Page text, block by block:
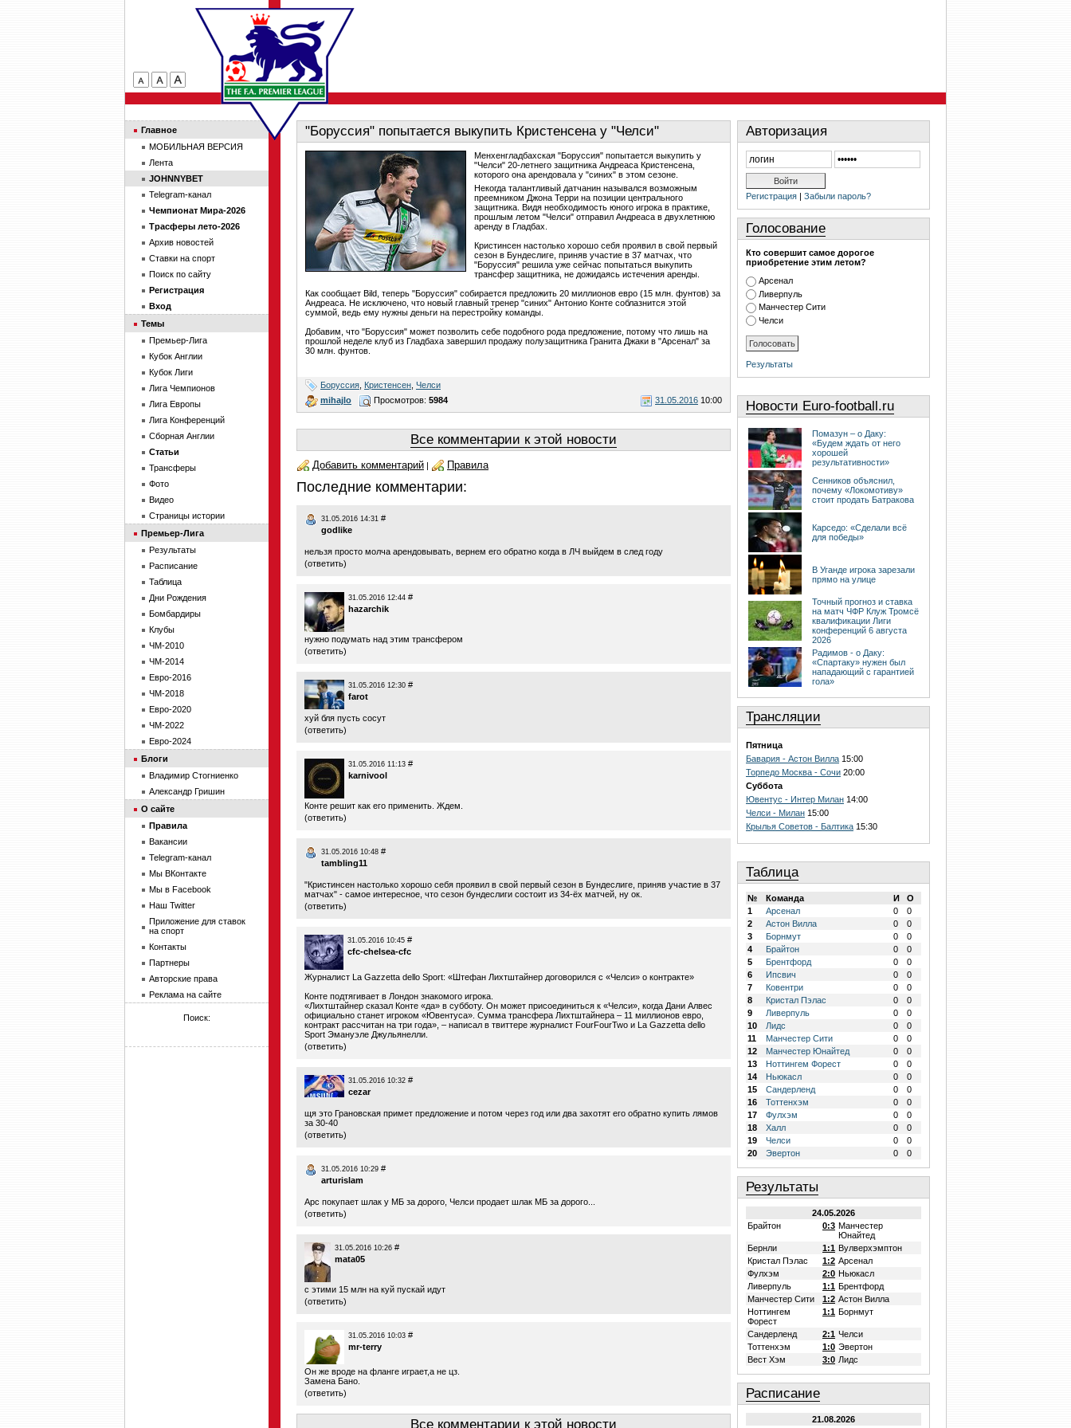
"Боруссия" попытается выкупить Кристенсена у "Челси"
Менхенгладбахская "Боруссия" попытается выкупить у
"Челси" 20-летнего защитника Андреаса Кристенсена,
которого она арендовала у "синих" в этом сезоне.
Некогда талантливый датчанин назывался возможным
преемником Джона Терри на позиции центрального
защитника. Видя необходимость юного игрока в практике,
прошлым летом "Челси" отправил Андреаса в двухлетнюю
аренду в Гладбах.
Кристинсен настолько хорошо себя проявил в свой первый
сезон в Бундеслиге, приняв участие в 37 матчах, что
"Боруссия" решила уже сейчас попытаться выкупить
трансфер защитника, не дожидаясь истечения аренды.
Как сообщает Bild, теперь "Боруссия" собирается предложить 20 миллионов евро (15 млн. фунтов) за
Андреаса. Не исключено, что новый главный тренер "синих" Антонио Конте соблазнится этой
суммой, ведь ему нужны деньги на перестройку команды.
Добавим, что "Боруссия" может позволить себе подобного рода предложение, потому что лишь на
прошлой неделе клуб из Гладбаха завершил продажу полузащитника Гранита Джаки в "Арсенал" за
30 млн. фунтов.
Боруссия Кристенсен Челси
mihajlo
31.05.2016 10:00
Просмотров: 5984
Все комментарии к этой новости
Добавить комментарий | Правила
Последние комментарии:
31.05.2016 14:31 #
godlike
нельзя просто молча арендовывать, вернем его обратно когда в ЛЧ выйдем в след году
(ответить)
31.05.2016 12:44 #
hazarchik
нужно подумать над этим трансфером
(ответить)
31.05.2016 12:30 #
farot
хуй бля пусть сосут
(ответить)
31.05.2016 11:13 #
karnivool
Конте решит как его применить. Ждем.
(ответить)
31.05.2016 10:48 #
tambling11
"Кристинсен настолько хорошо себя проявил в свой первый сезон в Бундеслиге, приняв участие в 37
матчах" - самое интересное, что сезон бундеслиги состоит из 34-ёх матчей, ну ок.
(ответить)
31.05.2016 10:45 #
cfc-chelsea-cfc
Журналист La Gazzetta dello Sport: «Штефан Лихтштайнер договорился с «Челси» о контракте»
Конте подтягивает в Лондон знакомого игрока.
«Лихтштайнер сказал Конте «да» в субботу. Он может присоединиться к «Челси», когда Дани Алвес
официально станет игроком «Ювентуса». Сумма трансфера Лихтштайнера – 11 миллионов евро,
контракт рассчитан на три года», – написал в твиттере журналист FourFourTwo и La Gazzetta dello
Sport Эмануэле Джульянелли.
(ответить)
31.05.2016 10:32 #
cezar
щя это Грановская примет предложение и потом через год или два захотят его обратно купить лямов
за 30-40
(ответить)
31.05.2016 10:29 #
arturislam
Арс покупает шлак у МБ за дорого, Челси продает шлак МБ за дорого...
(ответить)
31.05.2016 10:26 #
mata05
с этими 15 млн на куй пускай идут
(ответить)
31.05.2016 10:03 #
mr-terry
Он же вроде на фланге играет,а не цз.
Замена Бано.
(ответить)
Все комментарии к этой новости
Авторизация
Регистрация | Забыли пароль?
Голосование
Кто совершит самое дорогое
приобретение этим летом?
Арсенал
Ливерпуль
Манчестер Сити
Челси
Результаты
Новости Euro-football.ru
Помазун – о Даку:
«Будем ждать от него
хорошей
результативности»
Сенников объяснил,
почему «Локомотиву»
стоит продать Батракова
Карседо: «Сделали всё
для победы»
В Уганде игрока зарезали
прямо на улице
Точный прогноз и ставка
на матч ЧФР Клуж Тромсё
квалификации Лиги
конференций 6 августа
2026
Радимов - о Даку:
«Спартаку» нужен был
нападающий с гарантией
гола»
Трансляции
Пятница
Бавария - Астон Вилла 15:00
Торпедо Москва - Сочи 20:00
Суббота
Ювентус - Интер Милан 14:00
Челси - Милан 15:00
Крылья Советов - Балтика 15:30
Таблица
№ Команда И
О
1
Арсенал 0
0
2
Астон Вилла 0
0
3
Борнмут 0
0
4
Брайтон 0
0
5
Брентфорд 0
0
6
Ипсвич 0
0
7
Ковентри 0
0
8
Кристал Пэлас 0
0
9
Ливерпуль 0
0
10
Лидс 0
0
11
Манчестер Сити 0
0
12
Манчестер Юнайтед 0
0
13
Ноттингем Форест 0
0
14
Ньюкасл 0
0
15
Сандерленд 0
0
16
Тоттенхэм 0
0
17
Фулхэм 0
0
18
Халл 0
0
19
Челси 0
0
20
Эвертон 0 0
Результаты
24.05.2026
Брайтон
0:3 Манчестер
Юнайтед
Бернли
1:1 Вулверхэмптон
Кристал Пэлас
1:2 Арсенал
Фулхэм
2:0 Ньюкасл
Ливерпуль
1:1 Брентфорд
Манчестер Сити
1:2 Астон Вилла
Ноттингем
Форест
1:1 Борнмут
Сандерленд 2:1 Челси
Тоттенхэм
1:0 Эвертон
Вест Хэм
3:0 Лидс
Расписание
21.08.2026
Главное
МОБИЛЬНАЯ ВЕРСИЯ
Лента
JOHNNYBET
Telegram-канал
Чемпионат Мира-2026
Трасферы лето-2026
Архив новостей
Ставки на спорт
Поиск по сайту
Регистрация
Вход
Темы
Премьер-Лига
Кубок Англии
Кубок Лиги
Лига Чемпионов
Лига Европы
Лига Конференций
Сборная Англии
Статьи
Трансферы
Фото
Видео
Страницы истории
Премьер-Лига
Результаты
Расписание
Таблица
Дни Рождения
Бомбардиры
Клубы
ЧМ-2010
ЧМ-2014
Евро-2016
ЧМ-2018
Евро-2020
ЧМ-2022
Евро-2024
Блоги
Владимир Стогниенко
Александр Гришин
О сайте
Правила
Вакансии
Telegram-канал
Мы ВКонтакте
Мы в Facebook
Наш Twitter
Приложение для ставок
на спорт
Контакты
Партнеры
Авторские права
Реклама на сайте
Поиск: